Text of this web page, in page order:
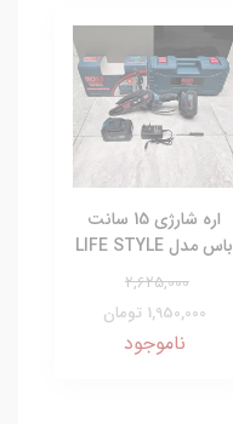
اره شارژی 15 سانت
باس مدل LIFE STYLE
2,625,000
1,950,000 تومان
ناموجود